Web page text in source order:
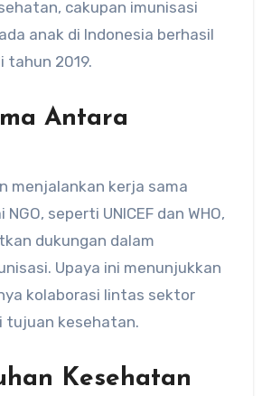
cakupan imunisasi
anak di Indonesia berhasil
tahun 2019.
Antara
menjalankan kerja sama
seperti UNICEF dan WHO,
dukungan dalam
Upaya ini menunjukkan
kolaborasi lintas sektor
tujuan kesehatan.
Kesehatan